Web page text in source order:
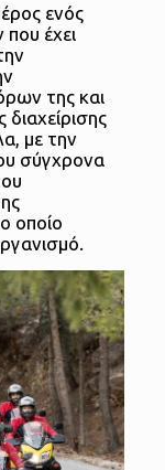
ενός
έχει
της και
διαχείρισης
με την
σύγχρονα
οποίο